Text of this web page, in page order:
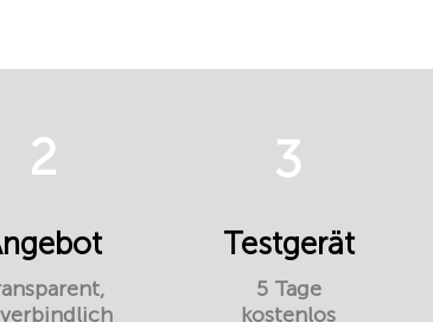
2 3
Testgerät
5 Tage
kostenlos